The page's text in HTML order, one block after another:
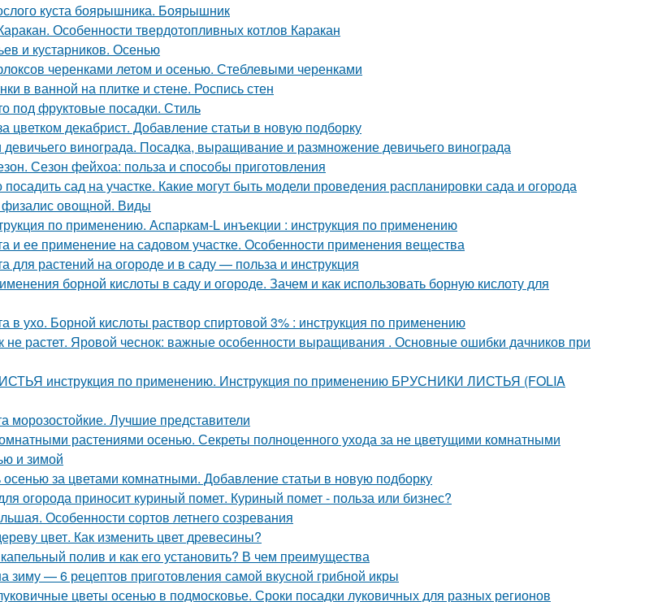
куста боярышника. Боярышник
Особенности твердотопливных котлов Каракан
и кустарников. Осенью
черенками летом и осенью. Стеблевыми черенками
в ванной на плитке и стене. Роспись стен
под фруктовые посадки. Стиль
цветком декабрист. Добавление статьи в новую подборку
винограда. Посадка, выращивание и размножение девичьего винограда
Сезон фейхоа: польза и способы приготовления
посадить сад на участке. Какие могут быть модели проведения распланировки сада и огорода
физалис овощной. Виды
по применению. Аспаркам-L инъекции : инструкция по применению
и ее применение на садовом участке. Особенности применения вещества
для растений на огороде и в саду — польза и инструкция
борной кислоты в саду и огороде. Зачем и как использовать борную кислоту для
в ухо. Борной кислоты раствор спиртовой 3% : инструкция по применению
не растет. Яровой чеснок: важные особенности выращивания . Основные ошибки дачников при
инструкция по применению. Инструкция по применению БРУСНИКИ ЛИСТЬЯ (FOLIA
морозостойкие. Лучшие представители
растениями осенью. Секреты полноценного ухода за не цветущими комнатными
и зимой
осенью за цветами комнатными. Добавление статьи в новую подборку
огорода приносит куриный помет. Куриный помет - польза или бизнес?
Особенности сортов летнего созревания
цвет. Как изменить цвет древесины?
полив и как его установить? В чем преимущества
зиму — 6 рецептов приготовления самой вкусной грибной икры
цветы осенью в подмосковье. Сроки посадки луковичных для разных регионов